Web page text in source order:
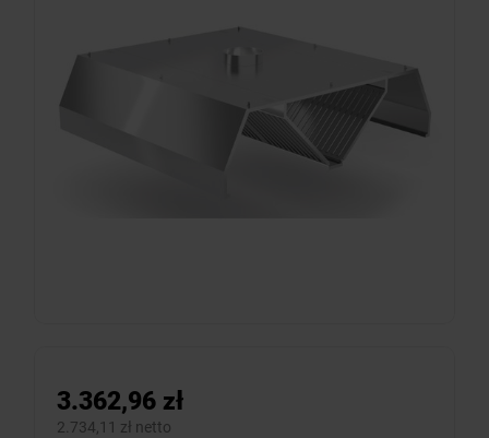
3.362,96 zł
2.734,11 zł netto